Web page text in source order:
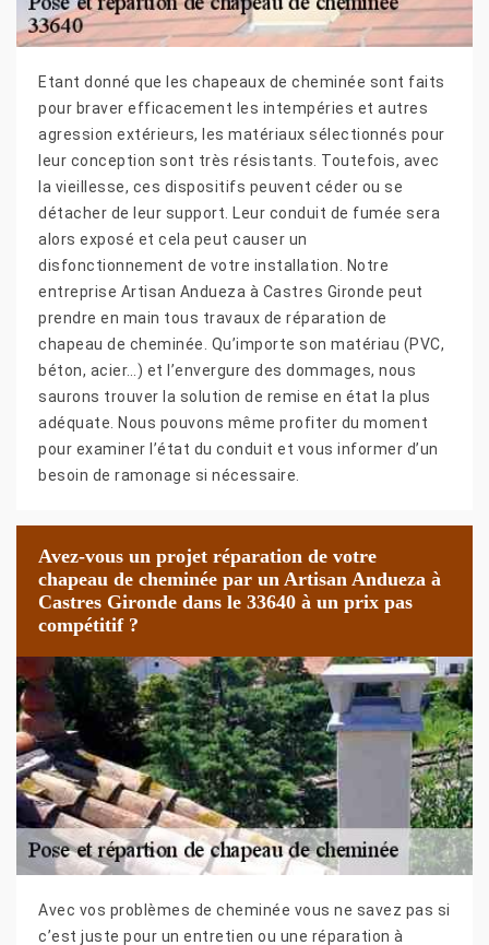
Etant donné que les chapeaux de cheminée sont faits
pour braver efficacement les intempéries et autres
agression extérieurs, les matériaux sélectionnés pour
leur conception sont très résistants. Toutefois, avec
la vieillesse, ces dispositifs peuvent céder ou se
détacher de leur support. Leur conduit de fumée sera
alors exposé et cela peut causer un
disfonctionnement de votre installation. Notre
entreprise Artisan Andueza à Castres Gironde peut
prendre en main tous travaux de réparation de
chapeau de cheminée. Qu’importe son matériau (PVC,
béton, acier…) et l’envergure des dommages, nous
saurons trouver la solution de remise en état la plus
adéquate. Nous pouvons même profiter du moment
pour examiner l’état du conduit et vous informer d’un
besoin de ramonage si nécessaire.
Avez-vous un projet réparation de votre
chapeau de cheminée par un Artisan Andueza à
Castres Gironde dans le 33640 à un prix pas
compétitif ?
Avec vos problèmes de cheminée vous ne savez pas si
c’est juste pour un entretien ou une réparation à